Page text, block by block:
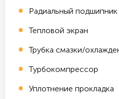
Радиальный
Тепловой экран
Трубка смазки/
Турбокомпрессор
Уплотнение прокладка